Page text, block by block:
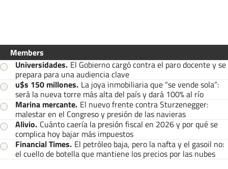
Members
Universidades. El Gobierno cargó contra el paro docente y se
prepara para una audiencia clave
u$s 150 millones. La joya inmobiliaria que “se vende sola”:
será la nueva torre más alta del país y dará 100% al río
Marina mercante. El nuevo frente contra Sturzenegger:
malestar en el Congreso y presión de las navieras
Alivio. Cuánto caería la presión fiscal en 2026 y por qué se
complica hoy bajar más impuestos
Financial Times. El petróleo baja, pero la nafta y el gasoil no:
el cuello de botella que mantiene los precios por las nubes